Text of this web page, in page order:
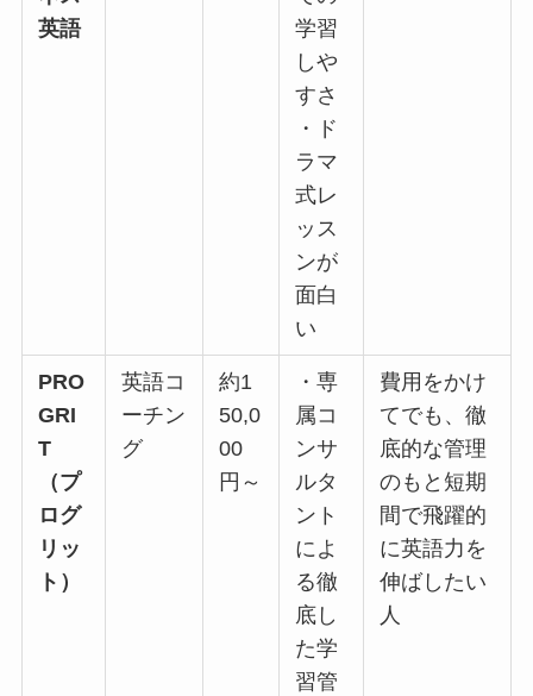
英語
学習
しや
すさ
・ド
ラマ
式レ
ッス
ンが
面白
い
PRO
GRI
T
（プ
ログ
リッ
ト）
英語コ
ーチン
グ
約1
50,0
00
円～
・専
属コ
ンサ
ルタ
ント
によ
る徹
底し
た学
習管
費用をかけ
てでも、徹
底的な管理
のもと短期
間で飛躍的
に英語力を
伸ばしたい
人